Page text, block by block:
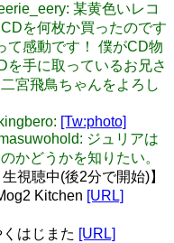
某黄色いレコ
を何枚か買ったのです
て感動です！ 僕がCD物
を手に取っているお兄さ
宮飛鳥ちゃんをよろし
[Tw:photo]
ジュリアは
かどうかを知りたい。
生視聴中(後2分で開始)】
Kitchen [URL]
はじまた [URL]